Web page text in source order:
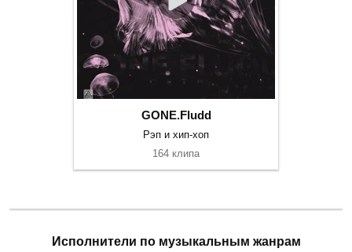
GONE.Fludd
Рэп и хип-хоп
164 клипа
Исполнители по музыкальным жанрам